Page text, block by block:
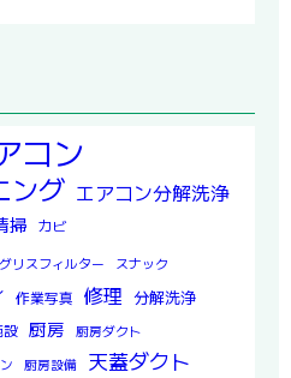
コン
ング エアコン分解洗浄
掃 カビ
グリスフィルター スナック
作業写真 修理 分解洗浄
設 厨房 厨房ダクト
厨房設備 天蓋ダクト